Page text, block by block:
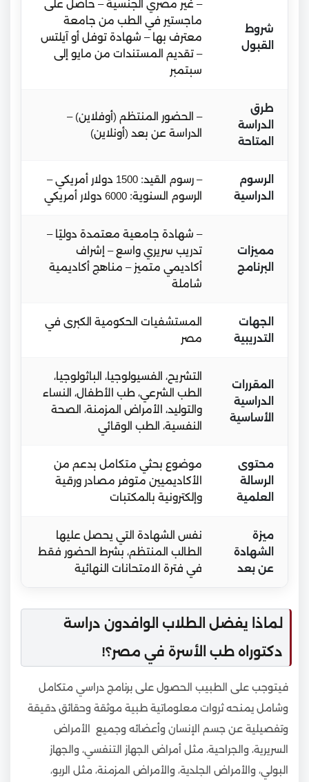
شروط
القبول
– غير مصري الجنسية – حاصل على
ماجستير في الطب من جامعة
معترف بها – شهادة توفل أو آيلتس
– تقديم المستندات من مايو إلى
سبتمبر
طرق
الدراسة
المتاحة
– الحضور المنتظم (أوفلاين) –
الدراسة عن بعد (أونلاين)
الرسوم
الدراسية
– رسوم القيد: 1500 دولار أمريكي –
الرسوم السنوية: 6000 دولار أمريكي
مميزات
البرنامج
– شهادة جامعية معتمدة دوليًا –
تدريب سريري واسع – إشراف
أكاديمي متميز – مناهج أكاديمية
شاملة
الجهات
التدريبية
المستشفيات الحكومية الكبرى في
مصر
المقررات
الدراسية
الأساسية
التشريح، الفسيولوجيا، الباثولوجيا،
الطب الشرعي، طب الأطفال، النساء
والتوليد، الأمراض المزمنة، الصحة
النفسية، الطب الوقائي
محتوى
الرسالة
العلمية
موضوع بحثي متكامل بدعم من
الأكاديميين متوفر مصادر ورقية
وإلكترونية بالمكتبات
ميزة
الشهادة
عن بعد
نفس الشهادة التي يحصل عليها
الطالب المنتظم، بشرط الحضور فقط
في فترة الامتحانات النهائية
لماذا يفضل الطلاب الوافدون دراسة
دكتوراه طب الأسرة في مصر؟!
فيتوجب على الطبيب الحصول على برنامج دراسي متكامل
وشامل يمنحه ثروات معلوماتية طبية موثقة وحقائق دقيقة
وتفصيلية عن جسم الإنسان وأعضائه وجميع الأمراض
السريرية، والجراحية، مثل أمراض الجهاز التنفسي، والجهاز
البولي، والأمراض الجلدية، والأمراض المزمنة، مثل الربو،